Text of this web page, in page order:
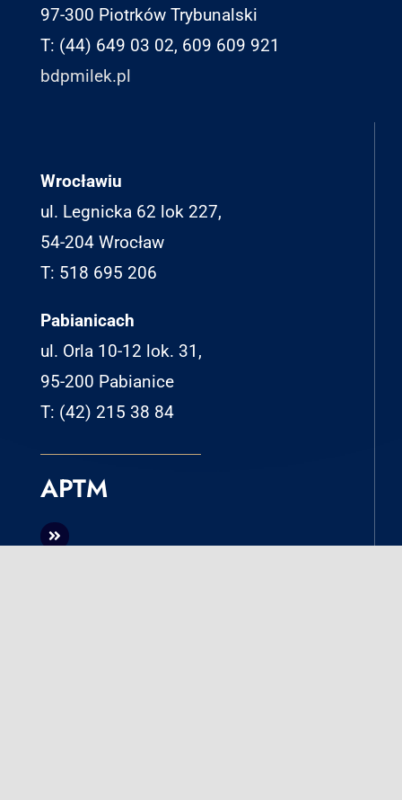
97-300 Piotrków Trybunalski
T: (44) 649 03 02, 609 609 921
bdpmilek.pl
Wrocławiu
ul. Legnicka 62 lok 227,
54-204 Wrocław
T: 518 695 206
Pabianicach
ul. Orla 10-12 lok. 31,
95-200 Pabianice
T: (42) 215 38 84
APTM